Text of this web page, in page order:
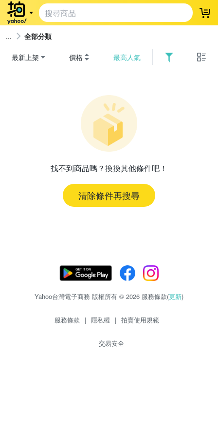
登
全部分類
最新上架 價格 最高人氣
找不到商品嗎？換換其他條件吧！
清除條件再搜尋
Yahoo台灣電子商務 版權所有 © 2026 服務條款(更新)
服務條款 | 隱私權 | 拍賣使用規範
交易安全